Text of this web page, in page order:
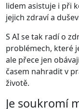
lidem asistuje i při
jejich zdraví a
S AI se tak radí o
problémech, které
ale přece jen
časem nahradit v
životě.
Je soukromí